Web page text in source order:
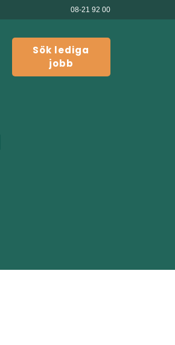
08-21 92 00
Sök lediga
jobb